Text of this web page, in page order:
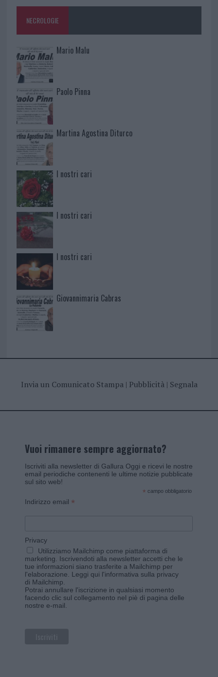
NECROLOGIE
Mario Malu
Paolo Pinna
Martina Agostina Diturco
I nostri cari
I nostri cari
I nostri cari
Giovannimaria Cabras
Invia un Comunicato Stampa| Pubblicità| Segnala
Vuoi rimanere sempre aggiornato?
Iscriviti alla newsletter di Gallura Oggi e ricevi le nostre
email periodiche contenenti le ultime notizie pubblicate
sul sito web!
* campo obbligatorio
Indirizzo email *
Privacy
Utilizziamo Mailchimp come piattaforma di
marketing. Iscrivendoti alla newsletter accetti che le
tue informazioni siano trasferite a Mailchimp per
l'elaborazione. Leggi qui l'informativa sulla privacy
di Mailchimp.
Potrai annullare l'iscrizione in qualsiasi momento
facendo clic sul collegamento nel piè di pagina delle
nostre e-mail.